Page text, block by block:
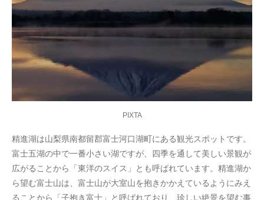
PIXTA
精進湖は山梨県南都留郡富士河口湖町にある観光スポットです。
富士五湖の中で一番小さい湖ですが、四季を通して美しい景観が
広がることから「東洋のスイス」とも呼ばれています。精進湖か
ら望む富士山は、富士山が大室山を抱きかかえているようにみえ
ることから「子抱き富士」と呼ばれており、珍しい絶景を望む事